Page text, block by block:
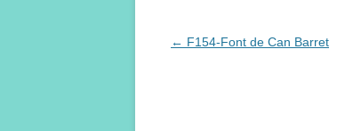
Navegación
← F154-Font de Can Barret